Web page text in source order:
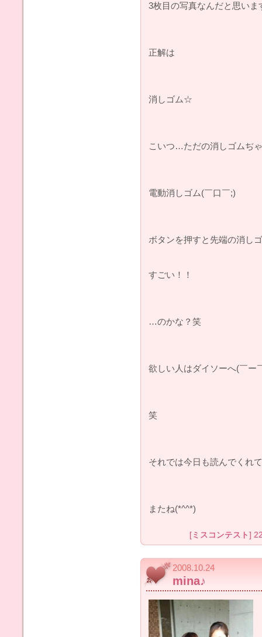
3枚目の写真なんだと思いま
正解は
消しゴム☆
こいつ…ただの消しゴムぢ
電動消しゴム(￣口￣;)
ボタンを押すと先端の消し
すごい！！
…のかな？笑
欲しい人はダイソーへ(￣ー
笑
それでは今日も読んでくれ
またね(*^^*)
[ ミスコンテスト ]
2008.10.24
mina♪